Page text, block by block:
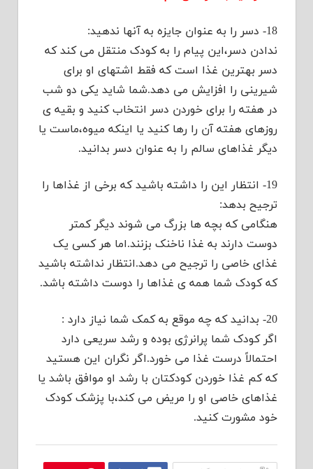
18- دسر را به عنوان جایزه به آنها ندهید:
ندادن دسر،این پیام را به کودک منتقل می کند که
دسر بهترین غذا است که فقط اشتهای او برای
شیرینی را افزایش می دهد.شما شاید یکی دو شب
در هفته را برای خوردن دسر انتخاب کنید و بقیه ی
روزهای هفته آن را رها کنید یا اینکه میوه،ماست یا
دیگر غذاهای سالم را به عنوان دسر بدانید.
19- انتظار این را داشته باشید که برخی از غذاها را
ترجیح بدهد:
هنگامی که بچه ها بزرگ می شوند دیگر کمتر
دوست دارند به غذا ناخنک بزنند.اما هر کسی یک
غذای خاصی را ترجیح می دهد.انتظار نداشته باشید
که کودک شما همه ی غذاها را دوست داشته باشد.
20- بدانید که چه موقع به کمک شما نیاز دارد :
اگر کودک شما پرانرژی بوده و رشد سریعی دارد
احتمالاً درست غذا می خورد.اگر نگران این هستید
که کم غذا خوردن کودکتان با رشد او موافق باشد یا
غذاهای خاصی او را مریض می کند،با پزشک کودک
خود مشورت کنید.